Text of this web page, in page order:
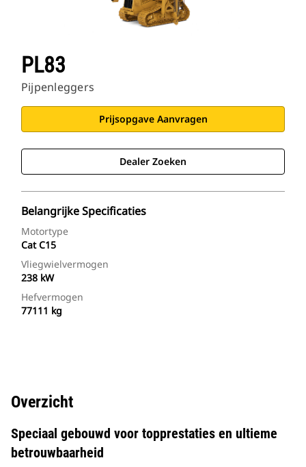
PL83
Pijpenleggers
Prijsopgave Aanvragen
Dealer Zoeken
Belangrijke Specificaties
Motortype
Cat C15
Vliegwielvermogen
238 kW
Hefvermogen
77111 kg
Overzicht
Speciaal gebouwd voor topprestaties en ultieme
betrouwbaarheid